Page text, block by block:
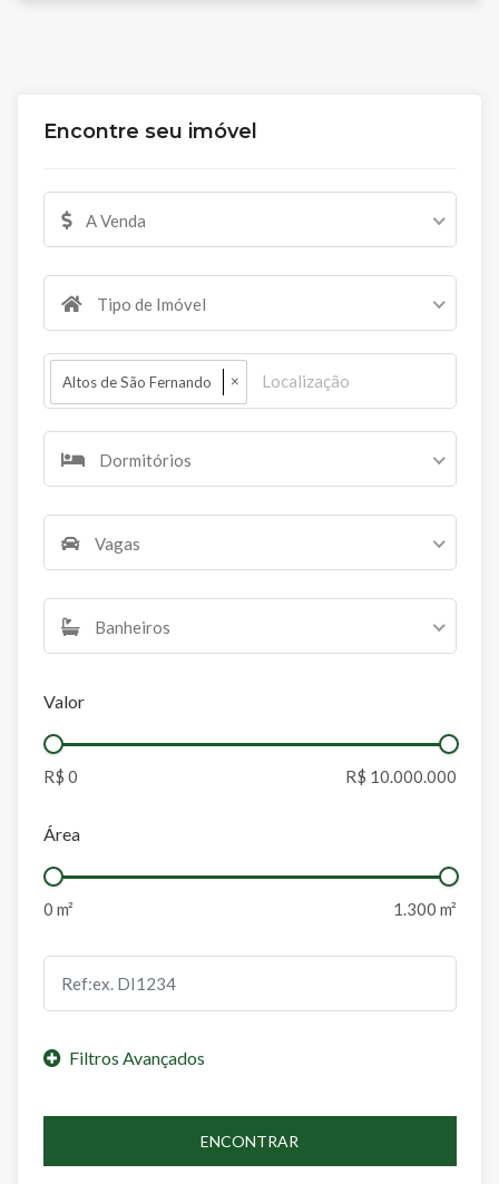
Encontre seu imóvel
A Venda
Tipo de Imóvel
Altos de São Fernando ×
Dormitórios
Vagas
Banheiros
Valor
Área
ENCONTRAR